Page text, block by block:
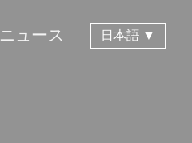
ニュース 日本語 ▼